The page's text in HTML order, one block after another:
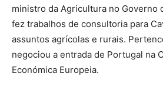
ministro da Agricultura no Governo
fez trabalhos de consultoria para
assuntos agrícolas e rurais.
negociou a entrada de Portugal na
Económica Europeia.